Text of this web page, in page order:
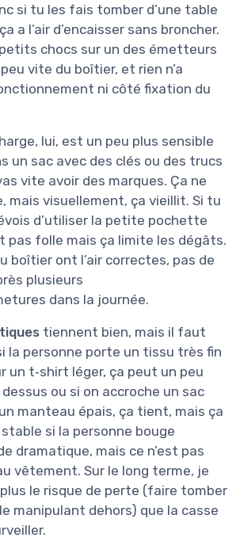
si tu les fais tomber d’une table
a l’air d’encaisser sans broncher.
chocs sur un des émetteurs
vite du boîtier, et rien n’a
ni côté fixation du
lui, est un peu plus sensible
un sac avec des clés ou des trucs
vite avoir des marques. Ça ne
mais visuellement, ça vieillit. Si tu
d’utiliser la petite pochette
pas folle mais ça limite les dégâts.
boîtier ont l’air correctes, pas de
plusieurs
dans la journée.
tiennent bien, mais il faut
personne porte un tissu très fin
un t‑shirt léger, ça peut un peu
ou si on accroche un sac
manteau épais, ça tient, mais ça
si la personne bouge
dramatique, mais ce n’est pas
vêtement. Sur le long terme, je
plus le risque de perte (faire tomber
manipulant dehors) que la casse